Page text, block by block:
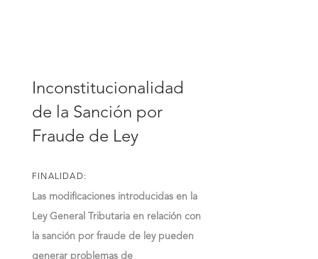
Inconstitucionalidad
de la Sanción por
Fraude de Ley
FINALIDAD:
Las modificaciones introducidas en la
Ley General Tributaria en relación con
la sanción por fraude de ley pueden
generar problemas de